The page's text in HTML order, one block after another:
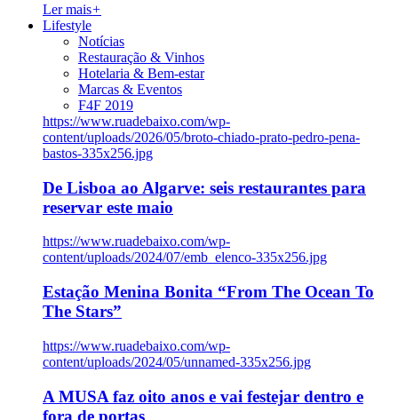
Ler mais+
Lifestyle
Notícias
Restauração & Vinhos
Hotelaria & Bem-estar
Marcas & Eventos
F4F 2019
https://www.ruadebaixo.com/wp-
content/uploads/2026/05/broto-chiado-prato-pedro-pena-
bastos-335x256.jpg
De Lisboa ao Algarve: seis restaurantes para
reservar este maio
https://www.ruadebaixo.com/wp-
content/uploads/2024/07/emb_elenco-335x256.jpg
Estação Menina Bonita “From The Ocean To
The Stars”
https://www.ruadebaixo.com/wp-
content/uploads/2024/05/unnamed-335x256.jpg
A MUSA faz oito anos e vai festejar dentro e
fora de portas